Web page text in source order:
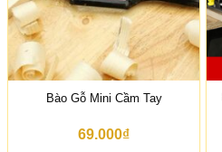
ừ
1
2
.
0
Bào Gỗ Mini Cầm Tay
69.000₫